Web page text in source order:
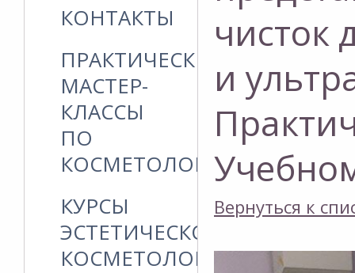
КОНТАКТЫ
ПРАКТИЧЕСКИЕ
МАСТЕР-
КЛАССЫ
ПО
КОСМЕТОЛОГИИ
КУРСЫ
ЭСТЕТИЧЕСКОЙ
КОСМЕТОЛОГИИ
чисток
и
Вернуться к